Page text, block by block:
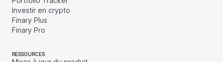
Investir en crypto
Finary Plus
Finary Pro
RESSOURCES